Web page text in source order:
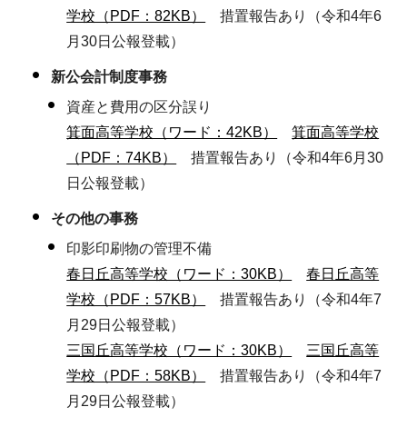
学校（PDF：82KB）
措置報告あり（令和4年6
月30日公報登載）
新公会計制度事務
資産と費用の区分誤り
箕面高等学校（ワード：42KB）
箕面高等学校
（PDF：74KB）
措置報告あり（令和4年6月30
日公報登載）
その他の事務
印影印刷物の管理不備
春日丘高等学校（ワード：30KB）
春日丘高等
学校（PDF：57KB）
措置報告あり（令和4年7
月29日公報登載）
三国丘高等学校（ワード：30KB）
三国丘高等
学校（PDF：58KB）
措置報告あり（令和4年7
月29日公報登載）